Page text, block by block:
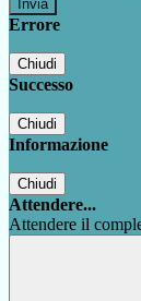
Errore
Chiudi
Successo
Chiudi
Informazione
Chiudi
Attendere...
Attendere il